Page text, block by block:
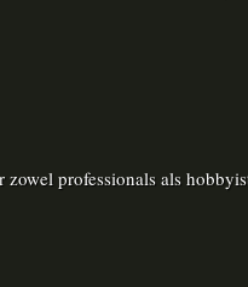
professionals als